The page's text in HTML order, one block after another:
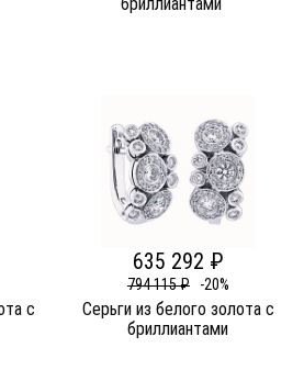
c
635 292 ₽
794 115 ₽ -20%
Серьги из белого золота c
бриллиантами